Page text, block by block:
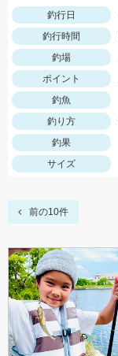
釣行日
釣行時間
釣場
ポイント
釣魚
釣り方
釣果
サイズ
前の10件